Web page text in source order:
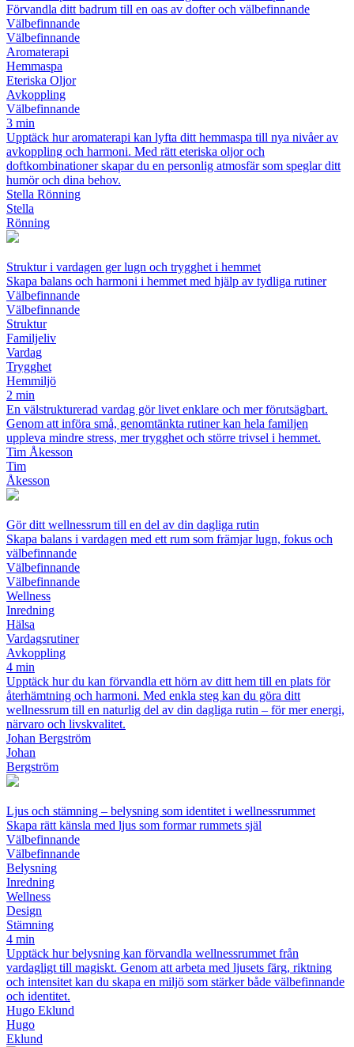
Förvandla ditt badrum till en oas av dofter och välbefinnande
Välbefinnande
Välbefinnande
Aromaterapi
Hemmaspa
Eteriska Oljor
Avkoppling
Välbefinnande
3 min
Upptäck hur aromaterapi kan lyfta ditt hemmaspa till nya nivåer av
avkoppling och harmoni. Med rätt eteriska oljor och
doftkombinationer skapar du en personlig atmosfär som speglar ditt
humör och dina behov.
Stella Rönning
Stella
Rönning
Struktur i vardagen ger lugn och trygghet i hemmet
Skapa balans och harmoni i hemmet med hjälp av tydliga rutiner
Välbefinnande
Välbefinnande
Struktur
Familjeliv
Vardag
Trygghet
Hemmiljö
2 min
En välstrukturerad vardag gör livet enklare och mer förutsägbart.
Genom att införa små, genomtänkta rutiner kan hela familjen
uppleva mindre stress, mer trygghet och större trivsel i hemmet.
Tim Åkesson
Tim
Åkesson
Gör ditt wellnessrum till en del av din dagliga rutin
Skapa balans i vardagen med ett rum som främjar lugn, fokus och
välbefinnande
Välbefinnande
Välbefinnande
Wellness
Inredning
Hälsa
Vardagsrutiner
Avkoppling
4 min
Upptäck hur du kan förvandla ett hörn av ditt hem till en plats för
återhämtning och harmoni. Med enkla steg kan du göra ditt
wellnessrum till en naturlig del av din dagliga rutin – för mer energi,
närvaro och livskvalitet.
Johan Bergström
Johan
Bergström
Ljus och stämning – belysning som identitet i wellnessrummet
Skapa rätt känsla med ljus som formar rummets själ
Välbefinnande
Välbefinnande
Belysning
Inredning
Wellness
Design
Stämning
4 min
Upptäck hur belysning kan förvandla wellnessrummet från
vardagligt till magiskt. Genom att arbeta med ljusets färg, riktning
och intensitet kan du skapa en miljö som stärker både välbefinnande
och identitet.
Hugo Eklund
Hugo
Eklund